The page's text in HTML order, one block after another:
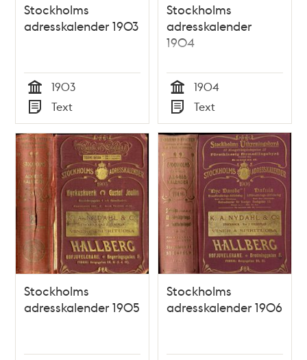
Stockholms
adresskalender 1903
Tid
1903
Typ
Text
Stockholms
adresskalender
1904
Tid
1904
Typ
Text
Stockholms
adresskalender 1905
Stockholms
adresskalender 1906